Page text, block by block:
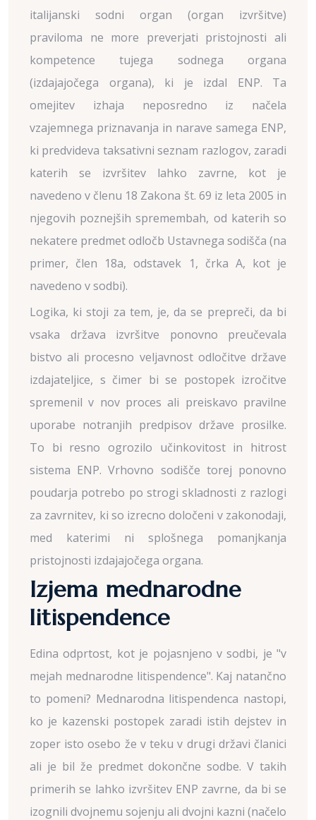
italijanski sodni organ (organ izvršitve)
praviloma ne more preverjati pristojnosti ali
kompetence tujega sodnega organa
(izdajajočega organa), ki je izdal ENP. Ta
omejitev izhaja neposredno iz načela
vzajemnega priznavanja in narave samega ENP,
ki predvideva taksativni seznam razlogov, zaradi
katerih se izvršitev lahko zavrne, kot je
navedeno v členu 18 Zakona št. 69 iz leta 2005 in
njegovih poznejših spremembah, od katerih so
nekatere predmet odločb Ustavnega sodišča (na
primer, člen 18a, odstavek 1, črka A, kot je
navedeno v sodbi).
Logika, ki stoji za tem, je, da se prepreči, da bi
vsaka država izvršitve ponovno preučevala
bistvo ali procesno veljavnost odločitve države
izdajateljice, s čimer bi se postopek izročitve
spremenil v nov proces ali preiskavo pravilne
uporabe notranjih predpisov države prosilke.
To bi resno ogrozilo učinkovitost in hitrost
sistema ENP. Vrhovno sodišče torej ponovno
poudarja potrebo po strogi skladnosti z razlogi
za zavrnitev, ki so izrecno določeni v zakonodaji,
med katerimi ni splošnega pomanjkanja
pristojnosti izdajajočega organa.
Izjema mednarodne
litispendence
Edina odprtost, kot je pojasnjeno v sodbi, je "v
mejah mednarodne litispendence". Kaj natančno
to pomeni? Mednarodna litispendenca nastopi,
ko je kazenski postopek zaradi istih dejstev in
zoper isto osebo že v teku v drugi državi članici
ali je bil že predmet dokončne sodbe. V takih
primerih se lahko izvršitev ENP zavrne, da bi se
izognili dvojnemu sojenju ali dvojni kazni (načelo